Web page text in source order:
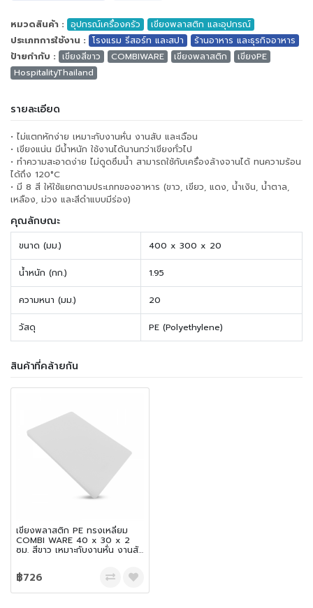
หมวดสินค้า : อุปกรณ์เครื่องครัว
เขียงพลาสติก และอุปกรณ์
ประเภทการใช้งาน : โรงแรม รีสอร์ท และสปา
ร้านอาหาร และธุรกิจอาหาร
ป้ายกำกับ : เขียงสีขาว COMBIWARE เขียงพลาสติก
เขียงPE
HospitalityThailand
รายละเอียด
• ไม่แตกหักง่าย เหมาะกับงานหั่น งานสับ และเฉือน
• เขียงแน่น มีน้ำหนัก ใช้งานได้นานกว่าเขียงทั่วไป
• ทำความสะอาดง่าย ไม่ดูดซึมน้ำ สามารถใช้กับเครื่องล้างจานได้ ทนความร้อน
ได้ถึง 120°C
• มี 8 สี ให้ใช้แยกตามประเภทของอาหาร (ขาว, เขียว, แดง, น้ำเงิน, น้ำตาล,
เหลือง, ม่วง และสีดำแบบมีร่อง)
คุณลักษณะ
ขนาด (มม.) 400 x 300 x 20
น้ำหนัก (กก.) 1.95
ความหนา (มม.) 20
วัสดุ PE (Polyethylene)
สินค้าที่คล้ายกัน
เขียงพลาสติก PE ทรงเหลี่ยม
COMBI WARE 40 x 30 x 2
ซม. สีขาว เหมาะกับงานหั่น งานสับ
฿726